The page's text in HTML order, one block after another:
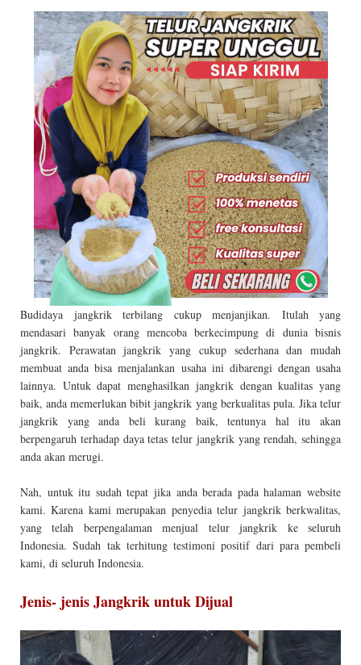
Budidaya jangkrik terbilang cukup menjanjikan. Itulah yang
mendasari banyak orang mencoba berkecimpung di dunia bisnis
jangkrik. Perawatan jangkrik yang cukup sederhana dan mudah
membuat anda bisa menjalankan usaha ini dibarengi dengan usaha
lainnya. Untuk dapat menghasilkan jangkrik dengan kualitas yang
baik, anda memerlukan bibit jangkrik yang berkualitas pula. Jika telur
jangkrik yang anda beli kurang baik, tentunya hal itu akan
berpengaruh terhadap daya tetas telur jangkrik yang rendah, sehingga
anda akan merugi.
Nah, untuk itu sudah tepat jika anda berada pada halaman website
kami. Karena kami merupakan penyedia telur jangkrik berkwalitas,
yang telah berpengalaman menjual telur jangkrik ke seluruh
Indonesia. Sudah tak terhitung testimoni positif dari para pembeli
kami, di seluruh Indonesia.
Jenis- jenis Jangkrik untuk Dijual